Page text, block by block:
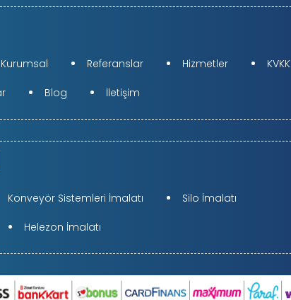
Kurumsal Referanslar Hizmetler KVKK
Blog İletişim
Konveyör Sistemleri İmalatı Silo İmalatı
Helezon İmalatı